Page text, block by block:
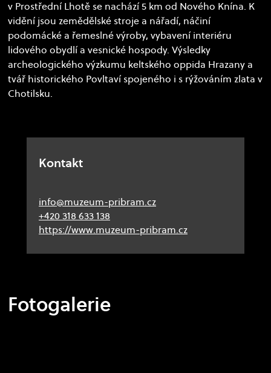
v Prostřední Lhotě se nachází 5 km od Nového Knína. K
vidění jsou zemědělské stroje a nářadí, náčiní
podomácké a řemeslné výroby, vybavení interiéru
lidového obydlí a vesnické hospody. Výsledky
archeologického výzkumu keltského oppida Hrazany a
tvář historického Povltaví spojeného i s rýžováním zlata v
Chotilsku.
Kontakt
info@muzeum-pribram.cz
+420 318 633 138
https://www.muzeum-pribram.cz
Fotogalerie